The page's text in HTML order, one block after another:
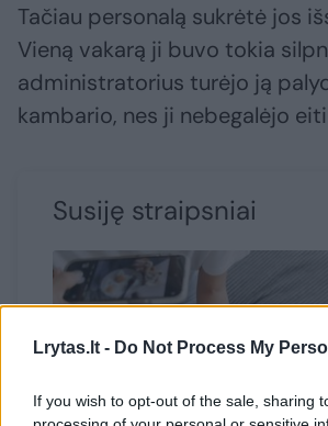
Lrytas.lt - Do Not Process My
If you wish to opt-out of the sale, sharing
Tačiau personalą sukrėtė jos
Vieną vakarą ji buvo tokia
administratorius turėjo ją
kambario, nes ji nebegalėjo
Susiję straipsniai